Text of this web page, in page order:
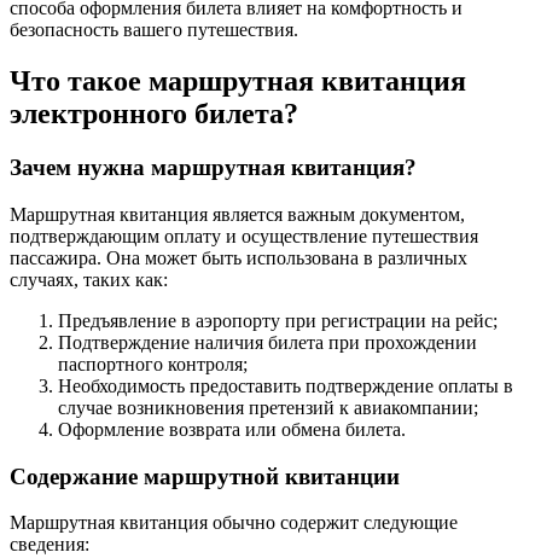
способа оформления билета влияет на комфортность и
безопасность вашего путешествия.
Что такое маршрутная квитанция
электронного билета?
Зачем нужна маршрутная квитанция?
Маршрутная квитанция является важным документом,
подтверждающим оплату и осуществление путешествия
пассажира. Она может быть использована в различных
случаях, таких как:
Предъявление в аэропорту при регистрации на рейс;
Подтверждение наличия билета при прохождении
паспортного контроля;
Необходимость предоставить подтверждение оплаты в
случае возникновения претензий к авиакомпании;
Оформление возврата или обмена билета.
Содержание маршрутной квитанции
Маршрутная квитанция обычно содержит следующие
сведения: